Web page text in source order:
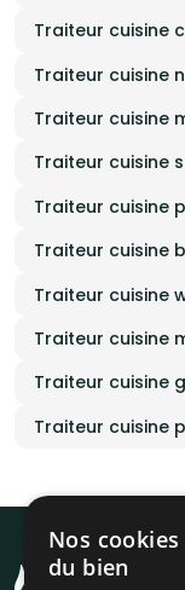
Traiteur cuisine
Traiteur cuisine
Traiteur cuisine
Traiteur cuisine
Traiteur cuisine
Traiteur cuisine
Traiteur cuisine
Traiteur cuisine
Traiteur cuisine
Traiteur cuisine
Nos
du bien